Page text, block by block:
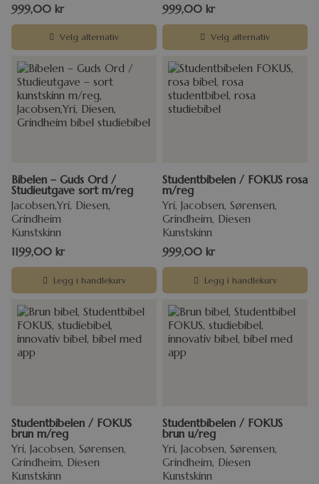
999,00 kr
Velg alternativ
999,00 kr
Velg alternativ
Bibelen – Guds Ord /
Studieutgave sort m/reg
Jacobsen,Yri, Diesen,
Grindheim
Kunstskinn
1199,00 kr
Legg i handlekurv
Studentbibelen / FOKUS rosa
m/reg
Yri, Jacobsen, Sørensen,
Grindheim, Diesen
Kunstskinn
999,00 kr
Legg i handlekurv
Studentbibelen / FOKUS
brun m/reg
Yri, Jacobsen, Sørensen,
Grindheim, Diesen
Kunstskinn
Studentbibelen / FOKUS
brun u/reg
Yri, Jacobsen, Sørensen,
Grindheim, Diesen
Kunstskinn